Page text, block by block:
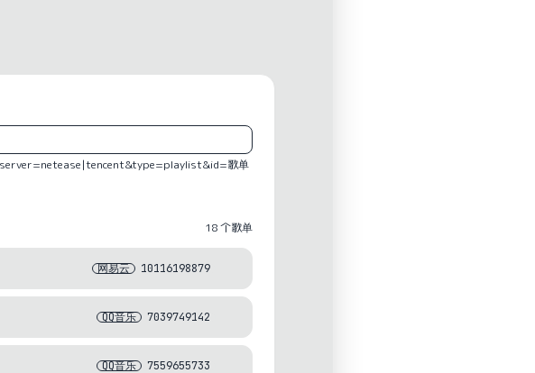
?server=netease|tencent&type=playlist&id=歌单
18个歌单
网易云 10116198879
QQ音乐 7039749142
QQ音乐 7559655733